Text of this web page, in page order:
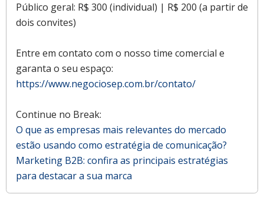
Público geral: R$ 300 (individual) | R$ 200 (a partir de
dois convites)
Entre em contato com o nosso time comercial e
garanta o seu espaço:
https://www.negociosep.com.br/contato/
Continue no Break:
O que as empresas mais relevantes do mercado
estão usando como estratégia de comunicação?
Marketing B2B: confira as principais estratégias
para destacar a sua marca